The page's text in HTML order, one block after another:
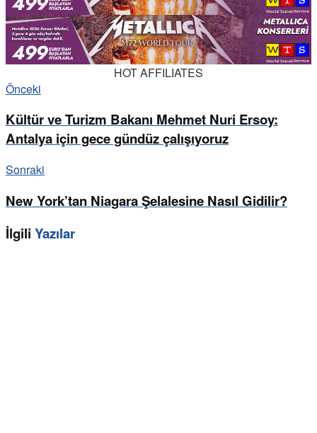
HOT AFFILIATES
Önceki
Kültür ve Turizm Bakanı Mehmet Nuri Ersoy:
Antalya için gece gündüz çalışıyoruz
Sonraki
New York’tan Niagara Şelalesine Nasıl Gidilir?
İlgili Yazılar